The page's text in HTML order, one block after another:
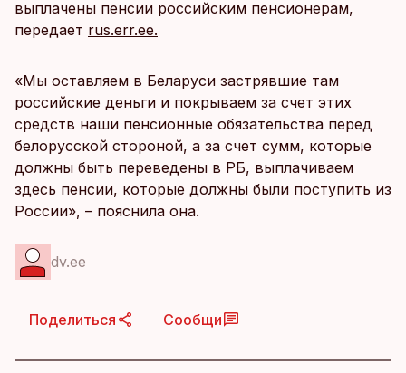
выплачены пенсии российским пенсионерам,
передает rus.err.ee.
«Мы оставляем в Беларуси застрявшие там
российские деньги и покрываем за счет этих
средств наши пенсионные обязательства перед
белорусской стороной, а за счет сумм, которые
должны быть переведены в РБ, выплачиваем
здесь пенсии, которые должны были поступить из
России», – пояснила она.
dv.ee
Поделиться Сообщи